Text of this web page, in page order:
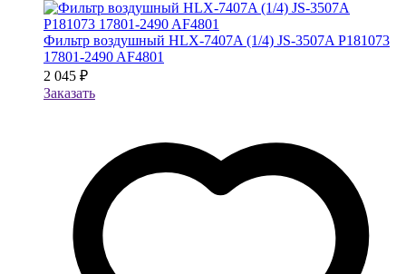
Фильтр воздушный HLX-7407A (1/4) JS-3507A P181073
17801-2490 AF4801
2 045 ₽
Заказать